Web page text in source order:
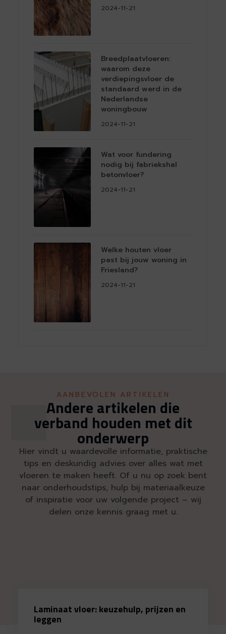
2024-11-21
Breedplaatvloeren:
waarom deze
verdiepingsvloer de
standaard werd in de
Nederlandse
woningbouw
2024-11-21
Wat voor fundering
nodig bij fabriekshal
betonvloer?
2024-11-21
Welke houten vloer
past bij jouw woning in
Friesland?
2024-11-21
AANBEVOLEN ARTIKELEN
Andere artikelen die
verband houden met dit
onderwerp
Hier vindt u waardevolle informatie, praktische
tips en deskundig advies over alles wat met
vloeren te maken heeft. Of u nu op zoek bent
naar onderhoudstips, hulp bij materiaalkeuze
of inspiratie voor uw volgende project – wij
delen onze kennis graag met u.
Laminaat vloer: keuzehulp, prijzen en
leggen